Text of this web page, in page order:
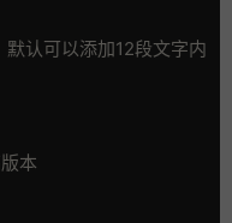
认可以添加12段文字内
本